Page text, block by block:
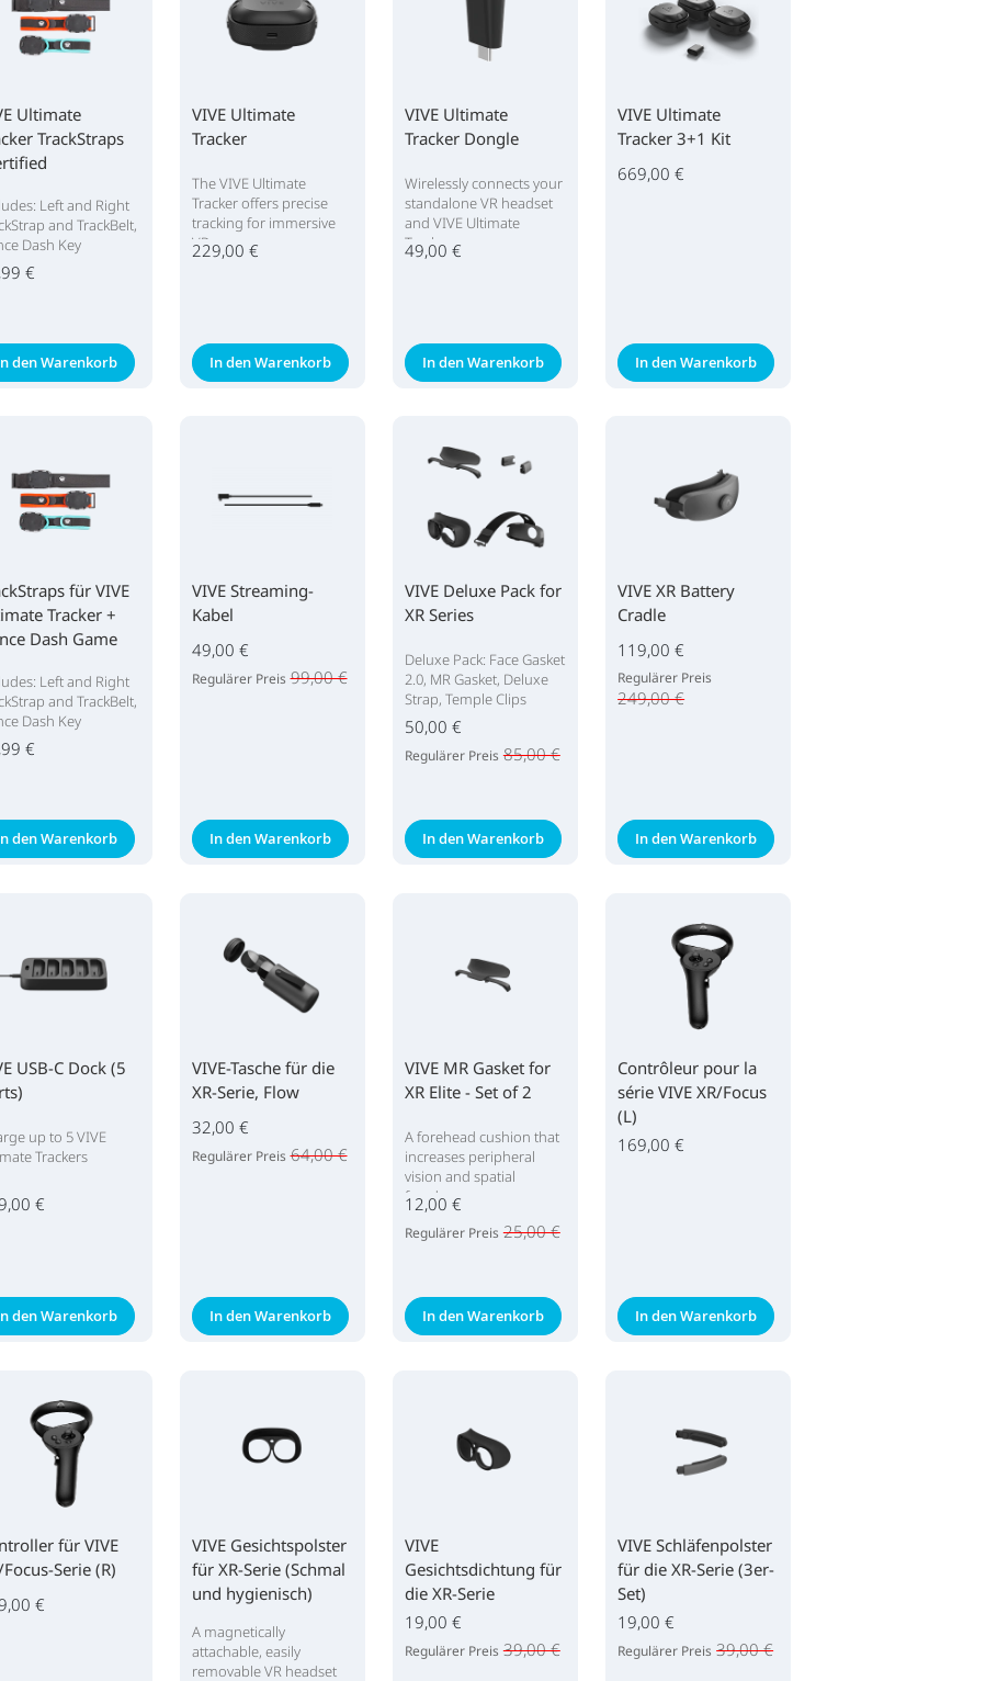
Ultimate
TrackStraps
Left and Right
and TrackBelt,
Dash Key
€
den Warenkorb
VIVE Ultimate
Tracker
The VIVE Ultimate
Tracker offers precise
tracking for immersive
VR.
229,00 €
In den Warenkorb
VIVE Ultimate
Tracker Dongle
Wirelessly connects your
standalone VR headset
and VIVE Ultimate
Tracker
49,00 €
In den Warenkorb
VIVE Ultimate
Tracker 3+1 Kit
669,00 €
In den Warenkorb
für VIVE
Tracker +
Dash Game
Left and Right
and TrackBelt,
Dash Key
€
den Warenkorb
VIVE Streaming-
Kabel
49,00 €
Regulärer Preis 99,00 €
In den Warenkorb
VIVE Deluxe Pack for
XR Series
Deluxe Pack: Face Gasket
2.0, MR Gasket, Deluxe
Strap, Temple Clips
50,00 €
Regulärer Preis 85,00 €
In den Warenkorb
VIVE XR Battery
Cradle
119,00 €
Regulärer Preis
249,00 €
In den Warenkorb
USB-C Dock (5
up to 5 VIVE
Trackers
€
den Warenkorb
VIVE-Tasche für die
XR-Serie, Flow
32,00 €
Regulärer Preis 64,00 €
In den Warenkorb
VIVE MR Gasket for
XR Elite - Set of 2
A forehead cushion that
increases peripheral
vision and spatial
freedom.
12,00 €
Regulärer Preis 25,00 €
In den Warenkorb
Contrôleur pour la
série VIVE XR/Focus
(L)
169,00 €
In den Warenkorb
für VIVE
Focus-Serie (R)
€
VIVE Gesichtspolster
für XR-Serie (Schmal
und hygienisch)
A magnetically
attachable, easily
removable VR headset
VIVE
Gesichtsdichtung für
die XR-Serie
19,00 €
Regulärer Preis 39,00 €
VIVE Schläfenpolster
für die XR-Serie (3er-
Set)
19,00 €
Regulärer Preis 39,00 €